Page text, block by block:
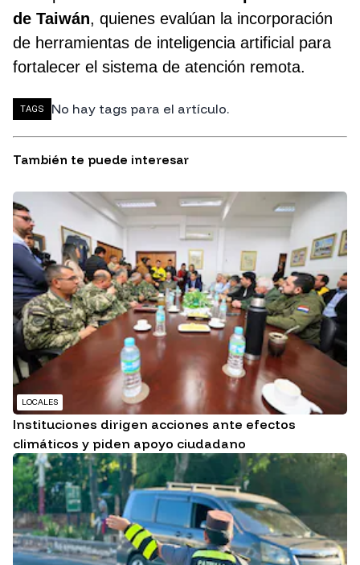
de Taiwán, quienes evalúan la incorporación
de herramientas de inteligencia artificial para
fortalecer el sistema de atención remota.
TAGS No hay tags para el artículo.
También te puede interesar
LOCALES
Instituciones dirigen acciones ante efectos
climáticos y piden apoyo ciudadano